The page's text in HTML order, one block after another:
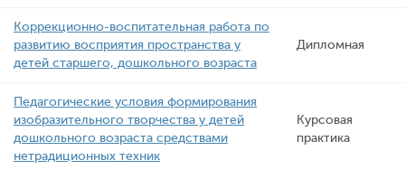
Коррекционно-воспитательная работа по
развитию восприятия пространства у
детей старшего, дошкольного возраста
Дипломная
Педагогические условия формирования
изобразительного творчества у детей
дошкольного возраста средствами
нетрадиционных техник
Курсовая
практика